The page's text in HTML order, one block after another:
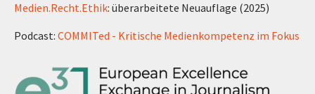
Medien.Recht.Ethik: überarbeitete Neuauflage (2025)
Podcast: COMMITed - Kritische Medienkompetenz im Fokus